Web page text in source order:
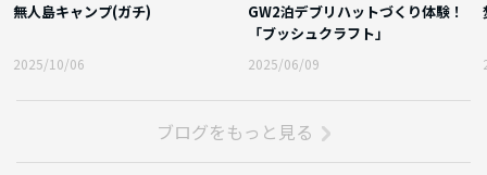
無人島キャンプ(ガチ)
2025/10/06
GW2泊デブリハットづくり体験！
「ブッシュクラフト」
2025/06/09
ブログをもっと見る